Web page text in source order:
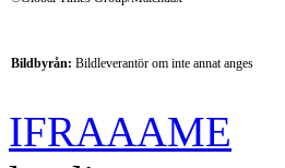
Bildbyrån: Bildleverantör om inte annat anges
IFRAAAME